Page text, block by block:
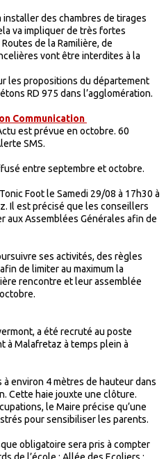
installer des chambres de tirages
va impliquer de très fortes
de la Ramilière, de
vont être interdites à la
les propositions du département
RD 975 dans l’agglomération.
Communication
est prévue en octobre. 60
SMS.
entre septembre et octobre.
Foot le Samedi 29/08 à 17h30 à
Il est précisé que les conseillers
aux Assemblées Générales afin de
ses activités, des règles
de limiter au maximum la
rencontre et leur assemblée
a été recruté au poste
à Malafretaz à temps plein à
environ 4 mètres de hauteur dans
Cette haie jouxte une clôture.
le Maire précise qu’une
pour sensibiliser les parents.
obligatoire sera pris à compter